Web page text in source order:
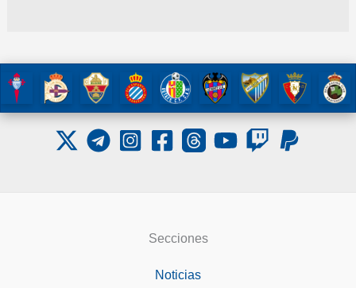
Secciones
Noticias